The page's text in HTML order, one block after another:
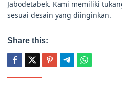
Jabodetabek. Kami memiliki
sesuai desain yang diinginkan.
Share this: